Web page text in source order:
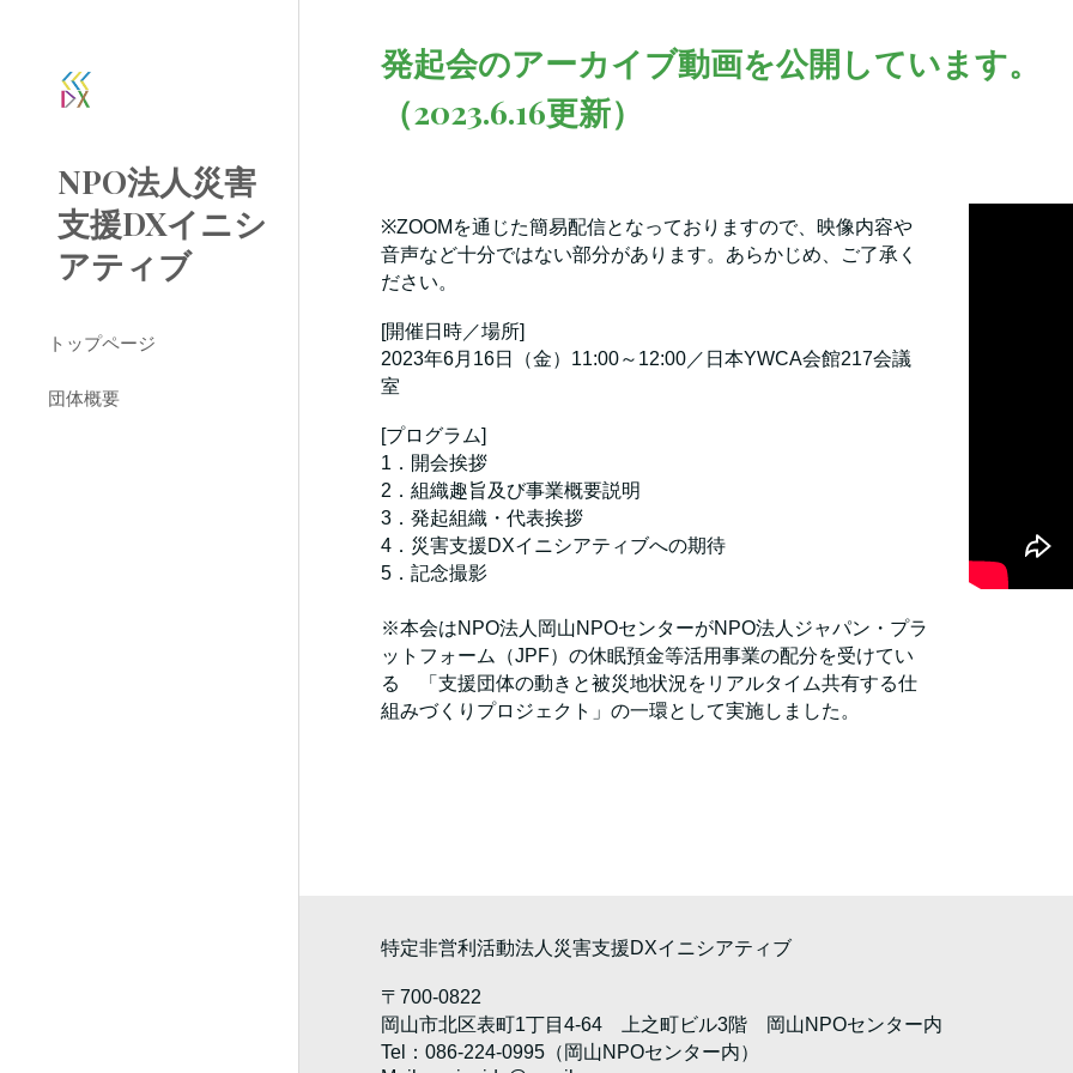
Skip to main content Skip to
NPO法人災害
支援DXイニシ
アティブ
トップページ
団体概要
発起会のアーカイブ動画を公開しています。
（2023.6.16更新）
※ZOOMを通じた簡易配信となっておりますので、映像内容や
音声など十分ではない部分があります。あらかじめ、ご了承く
ださい。
[開催日時／場所]
2023年6月16日（金）11:00～12:00／日本YWCA会館217会議
室
[プログラム]
1．開会挨拶
2．組織趣旨及び事業概要説明
3．発起組織・代表挨拶
4．災害支援DXイニシアティブへの期待
5．記念撮影
※本会はNPO法人岡山NPOセンターがNPO法人ジャパン・プラ
ットフォーム（JPF）の休眠預金等活用事業の配分を受けてい
る 「支援団体の動きと被災地状況をリアルタイム共有する仕
組みづくりプロジェクト」の一環として実施しました。
特定非営利活動法人災害支援DXイニシアティブ
〒700-0822
岡山市北区表町1丁目4-64 上之町ビル3階 岡山NPOセンター内
Tel：086-224-0995（ 岡山NPOセンター内）